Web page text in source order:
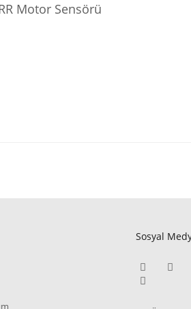
Motor Sensörü
Sosyal